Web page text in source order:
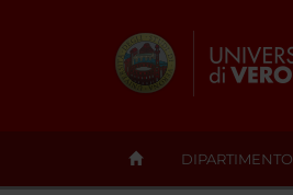
DIPARTIMENTO